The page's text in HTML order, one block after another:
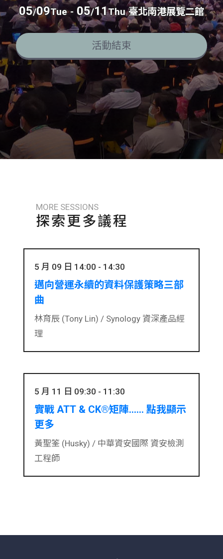
05/09Tue - 05/11Thu 臺北南港展覽二館
活動結束
MORE SESSIONS
探索更多議程
5 月 09 日 14:00 - 14:30
邁向營運永續的資料保護策略三部
曲
林育辰 (Tony Lin) / Synology 資深產品經
理
5 月 11 日 09:30 - 11:30
實戰 ATT & CK®矩陣...... 點我顯示
更多
黃聖筌 (Husky) / 中華資安國際 資安檢測
工程師